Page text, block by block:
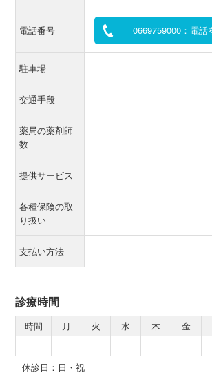
電話番号 0669759000：電話
駐車場
交通手段
薬局の薬剤師
数
提供サービス
各種保険の取
り扱い
支払い方法
診療時間
時間 月 火 水 木 金
―
― ― ― ―
休診日：日・祝